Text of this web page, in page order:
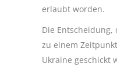
erlaubt worden.
Die Entscheidung,
zu einem
Ukraine geschickt